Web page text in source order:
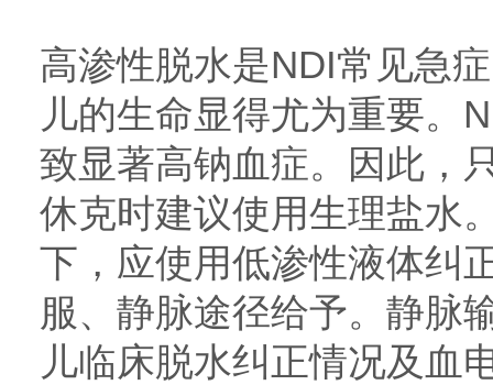
高渗性脱水是NDI常见急
儿的生命显得尤为重要。
致显著高钠血症。因此，
休克时建议使用生理盐水
下，应使用低渗性液体纠
服、静脉途径给予。静脉
儿临床脱水纠正情况及血